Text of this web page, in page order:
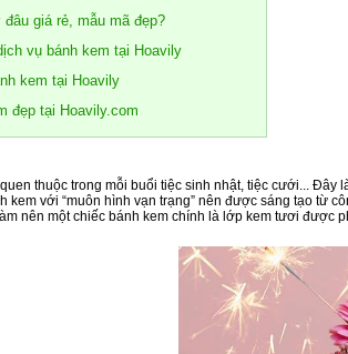
giá rẻ, mẫu mã đẹp?
vụ bánh kem tại Hoavily
kem tại Hoavily
đẹp tại Hoavily.com
thuộc trong mỗi buổi tiệc sinh nhật, tiệc cưới...
kem với “muôn hình vạn trạng” nên được sáng tạo từ
nên một chiếc bánh kem chính là lớp kem tươi được